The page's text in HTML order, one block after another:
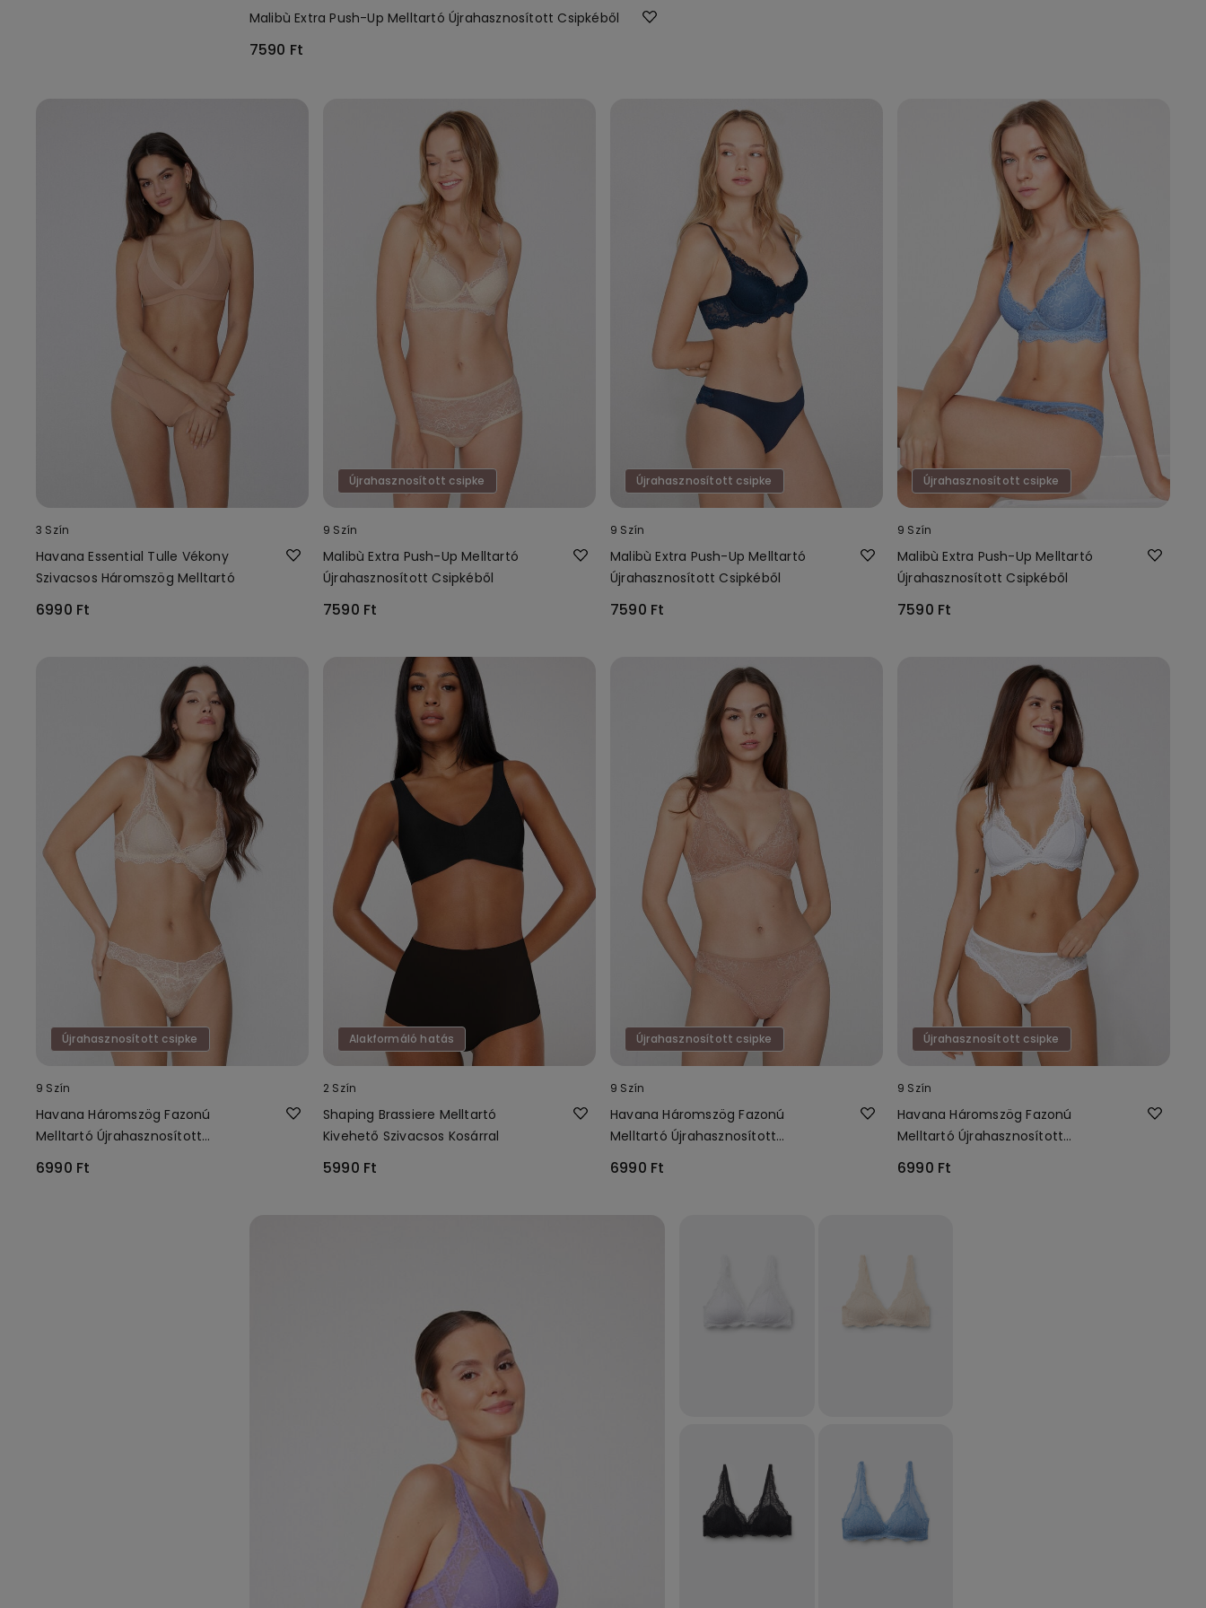
Malibù Extra Push-Up Melltartó Újrahasznosított Csipkéből
7590 Ft
3 Szín
Havana Essential Tulle Vékony
Szivacsos Háromszög Melltartó
6990 Ft
Újrahasznosított csipke
9 Szín
Malibù Extra Push-Up Melltartó
Újrahasznosított Csipkéből
7590 Ft
Újrahasznosított csipke
9 Szín
Malibù Extra Push-Up Melltartó
Újrahasznosított Csipkéből
7590 Ft
Újrahasznosított csipke
9 Szín
Malibù Extra Push-Up Melltartó
Újrahasznosított Csipkéből
7590 Ft
Újrahasznosított csipke
9 Szín
Havana Háromszög Fazonú
Melltartó Újrahasznosított
6990 Ft
Alakformáló hatás
2 Szín
Shaping Brassiere Melltartó
Kivehető Szivacsos Kosárral
5990 Ft
Újrahasznosított csipke
9 Szín
Havana Háromszög Fazonú
Melltartó Újrahasznosított
6990 Ft
Újrahasznosított csipke
9 Szín
Havana Háromszög Fazonú
Melltartó Újrahasznosított
6990 Ft